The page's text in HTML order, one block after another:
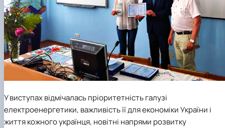
У виступах відмічалась пріоритетність галузі
електроенергетики, важливість її для економіки України і
життя кожного українця, новітні напрями розвитку